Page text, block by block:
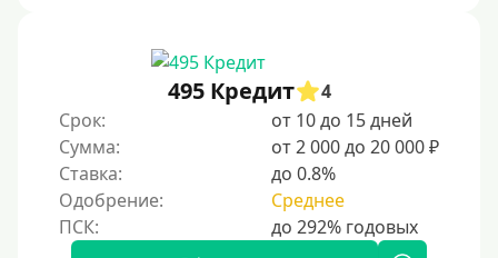
На карту круглосуточно
Деньги в долг
В долг на карту
Срок
495 Кредит
4
Срок:
от 10 до 15 дней
Сумма:
от 2 000 до 20 000 ₽
Ставка:
до 0.8%
Одобрение:
Среднее